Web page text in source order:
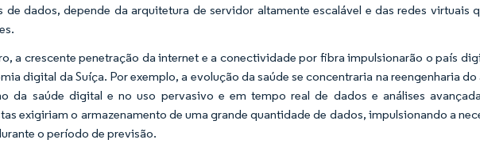
de dados, depende da arquitetura de servidor altamente escalável e das redes virtuais
a crescente penetração da internet e a conectividade por fibra impulsionarão o país
digital da Suíça. Por exemplo, a evolução da saúde se concentraria na reengenharia
da saúde digital e no uso pervasivo e em tempo real de dados e análises
exigiriam o armazenamento de uma grande quantidade de dados, impulsionando a
o período de previsão.